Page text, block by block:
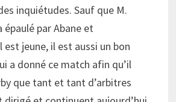
inquiétudes. Sauf que M.
épaulé par Abane et
est jeune, il est aussi un bon
a donné ce match afin qu’il
que tant et tant d’arbitres